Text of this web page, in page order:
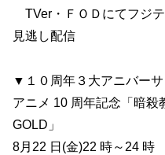
TVer・ＦＯＤにてフジ
見逃し配信
▼１０周年３大アニバー
アニメ 10 周年記念「暗殺
GOLD」
8月22 日(金)22 時～24 時